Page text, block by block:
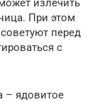
При этом
перед
с
– ядовитое